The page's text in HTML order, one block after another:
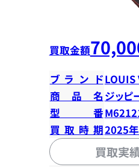
買取金額
ブランドLOUIS
商品名 ジッピ
型番
買取時期2025
買取実